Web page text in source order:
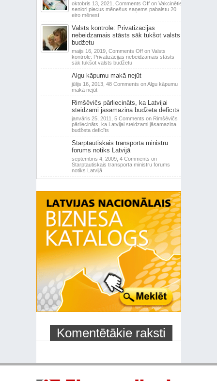
oktobris 13, 2021, Comments Offon Vakcinētie
seniori piecus mēnešus saņems pabalstu 20
eiro mēnesī
Valsts kontrole: Privatizācijas
nebeidzamais stāsts sāk tukšot valsts
budžetu
maijs 16, 2019, Comments Offon Valsts
kontrole: Privatizācijas nebeidzamais stāsts
sāk tukšot valsts budžetu
Algu kāpumu makā nejūt
jūlijs 16, 2013, 48 Comments on Algu kāpumu
makā nejūt
Rimšēvičs pārliecināts, ka Latvijai
steidzami jāsamazina budžeta deficīts
janvāris 25, 2011, 5 Comments on Rimšēvičs
pārliecināts, ka Latvijai steidzami jāsamazina
budžeta deficīts
Starptautiskais transporta ministru
forums notiks Latvijā
septembris 4, 2009, 4 Comments on
Starptautiskais transporta ministru forums
notiks Latvijā
Komentētākie raksti